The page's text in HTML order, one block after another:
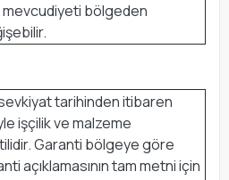
bölgeden
tarihinden itibaren
işçilik ve malzeme
Garanti bölgeye göre
açıklamasının tam metni için